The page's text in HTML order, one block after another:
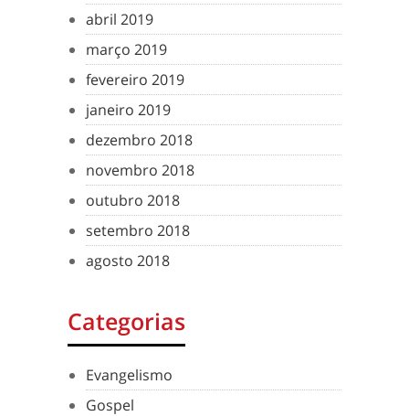
abril 2019
março 2019
fevereiro 2019
janeiro 2019
dezembro 2018
novembro 2018
outubro 2018
setembro 2018
agosto 2018
Categorias
Evangelismo
Gospel